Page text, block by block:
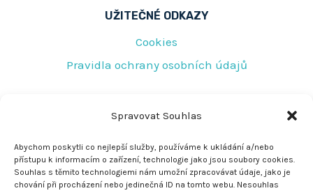
Spravovat Souhlas
Abychom poskytli co nejlepší služby, používáme k ukládání a/nebo
přístupu k informacím o zařízení, technologie jako jsou soubory cookies.
Souhlas s těmito technologiemi nám umožní zpracovávat údaje, jako je
chování při procházení nebo jedinečná ID na tomto webu. Nesouhlas
UŽITEČNÉ ODKAZY
Cookies
Pravidla ochrany osobních údajů
Tovární 219
Jeseník 790 01